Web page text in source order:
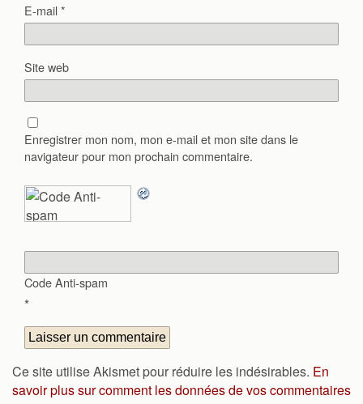
E-mail*
Site web
Enregistrer mon nom, mon e-mail et mon site dans le
navigateur pour mon prochain commentaire.
Code Anti-spam
*
Ce site utilise Akismet pour réduire les indésirables. En
savoir plus sur comment les données de vos commentaires